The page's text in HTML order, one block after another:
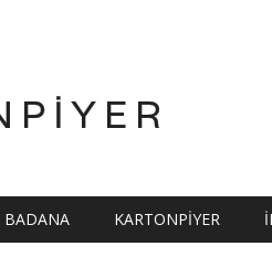
BADANA KARTONPIYER